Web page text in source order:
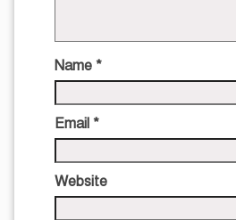
Name *
Email *
Website